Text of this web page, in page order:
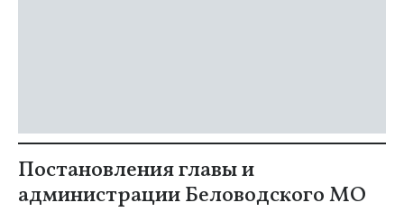
Постановления главы и
администрации Беловодского МО